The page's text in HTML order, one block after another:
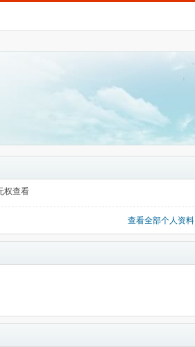
权查看
查看全部个人资料